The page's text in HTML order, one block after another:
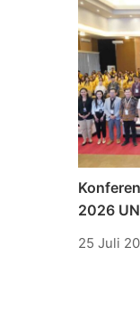
2026
25 Juli